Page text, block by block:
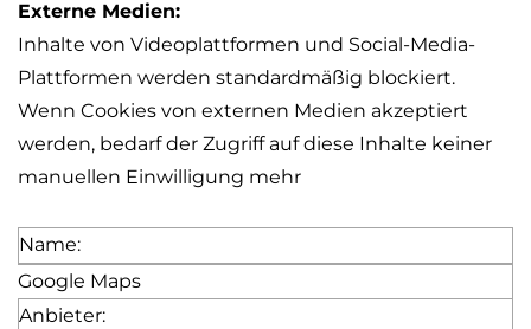
Externe Medien:
Inhalte von Videoplattformen und Social-Media-
Plattformen werden standardmäßig blockiert.
Wenn Cookies von externen Medien akzeptiert
werden, bedarf der Zugriff auf diese Inhalte keiner
manuellen Einwilligung mehr
Name:
Google Maps
Anbieter: